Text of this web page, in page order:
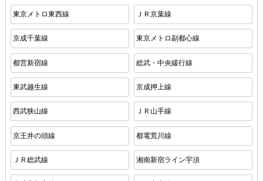
東京メトロ東西線 ＪＲ京葉線
京成千葉線 東京メトロ副都心線
都営新宿線 総武・中央緩行線
東武越生線 京成押上線
西武狭山線 ＪＲ山手線
京王井の頭線 都電荒川線
ＪＲ総武線 湘南新宿ライン宇須